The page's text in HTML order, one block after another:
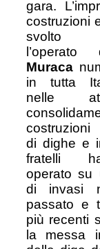
gara.
costruzioni
svolto
l’operato
Muraca
in tutta
nelle
di dighe e
fratelli
operato su
di invasi
passato e
più recenti
la messa